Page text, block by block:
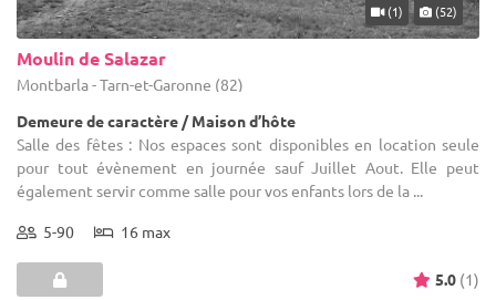
(1) (52)
Moulin de Salazar
Montbarla - Tarn-et-Garonne (82)
Demeure de caractère / Maison d’hôte
Salle des fêtes : Nos espaces sont disponibles en location seule
pour tout évènement en journée sauf Juillet Aout. Elle peut
également servir comme salle pour vos enfants lors de la ...
5-90 16 max
5.0 (1)